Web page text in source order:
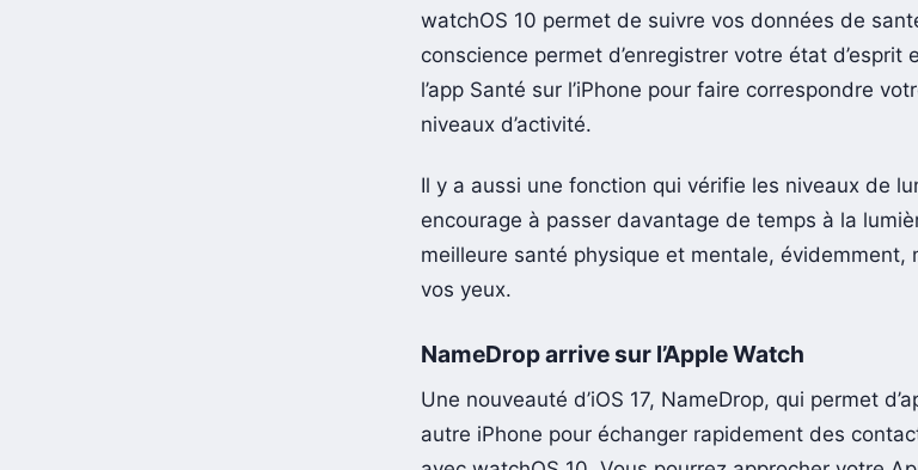
watchOS 10 permet de suivre vos données de
conscience permet d’enregistrer votre état d’esprit
l’app Santé sur l’iPhone pour faire correspondre
niveaux d’activité.
Il y a aussi une fonction qui vérifie les niveaux de
encourage à passer davantage de temps à la
meilleure santé physique et mentale, évidemment,
vos yeux.
NameDrop arrive sur l’Apple Watch
Une nouveauté d’iOS 17, NameDrop, qui permet
autre iPhone pour échanger rapidement des